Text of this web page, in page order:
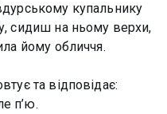
купальнику
сидиш на ньому верхи,
йому обличчя.
та відповідає:
п’ю.